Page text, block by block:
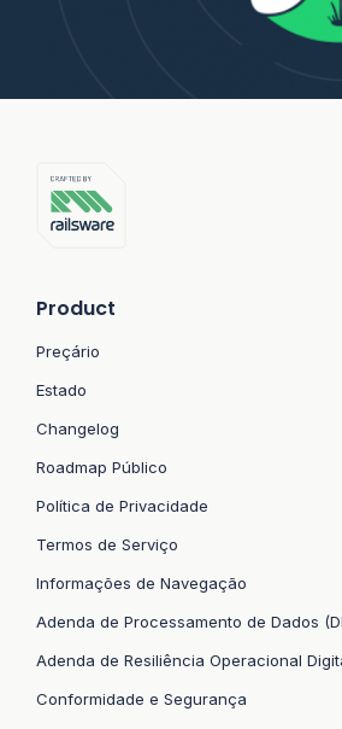
Product
Preçário
Estado
Changelog
Roadmap Público
Política de Privacidade
Termos de Serviço
Informações de Navegação
Adenda de Processamento de Dados
Adenda de Resiliência Operacional
Conformidade e Segurança